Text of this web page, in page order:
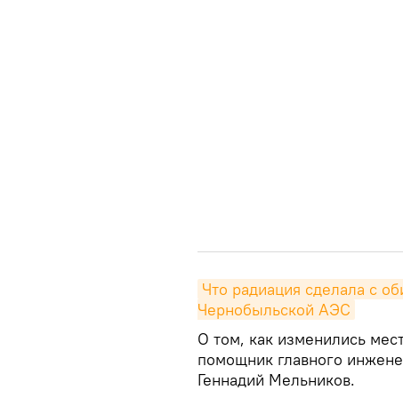
Что радиация сделала с
Чернобыльской АЭС
О том, как изменились
помощник главного
Геннадий Мельников.